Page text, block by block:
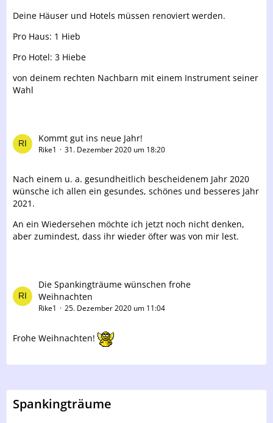
Deine Häuser und Hotels müssen renoviert werden.
Pro Haus: 1 Hieb
Pro Hotel: 3 Hiebe
von deinem rechten Nachbarn mit einem Instrument seiner
Wahl
Kommt gut ins neue Jahr!
Rike1 31. Dezember 2020 um 18:20
Nach einem u. a. gesundheitlich bescheidenem Jahr 2020
wünsche ich allen ein gesundes, schönes und besseres Jahr
2021.
An ein Wiedersehen möchte ich jetzt noch nicht denken,
aber zumindest, dass ihr wieder öfter was von mir lest.
Die Spankingträume wünschen frohe
Weihnachten
Rike1 25. Dezember 2020 um 11:04
Frohe Weihnachten!
Spankingträume